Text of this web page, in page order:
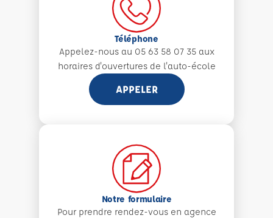
Téléphone
Appelez-nous au 05 63 58 07 35 aux
horaires d'ouvertures de l'auto-école
APPELER
Notre formulaire
Pour prendre rendez-vous en agence